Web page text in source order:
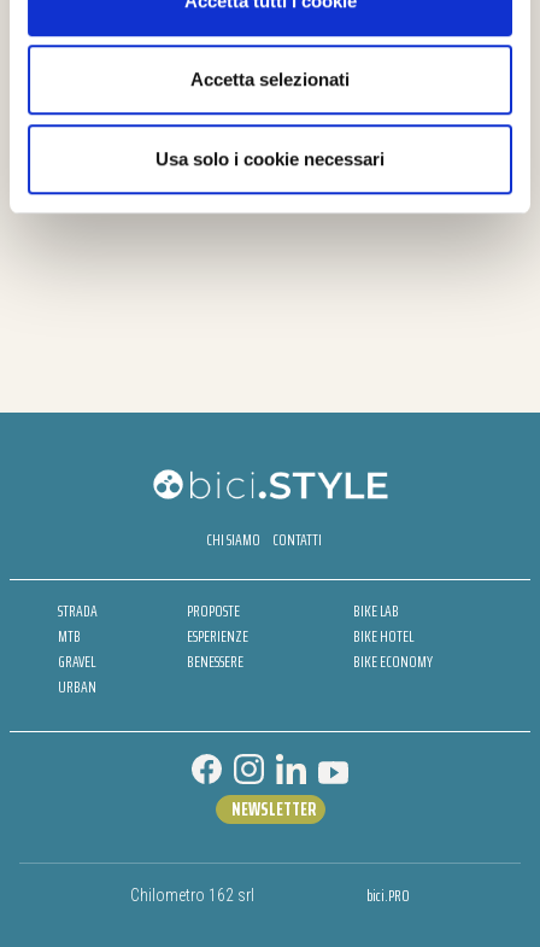
Accetta selezionati
Usa solo i cookie necessari
CHI SIAMO CONTATTI
STRADA
MTB
GRAVEL
URBAN
PROPOSTE
ESPERIENZE
BENESSERE
BIKE LAB
BIKE HOTEL
BIKE ECONOMY
Chilometro 162 srl bici.PRO
NEWSLETTER